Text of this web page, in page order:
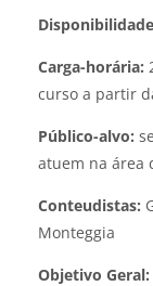
Carga-horária:
curso a partir
Público-alvo:
atuem na área
Conteudistas:
Monteggia
Objetivo Geral: